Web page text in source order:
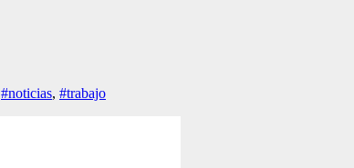
#noticias, #trabajo